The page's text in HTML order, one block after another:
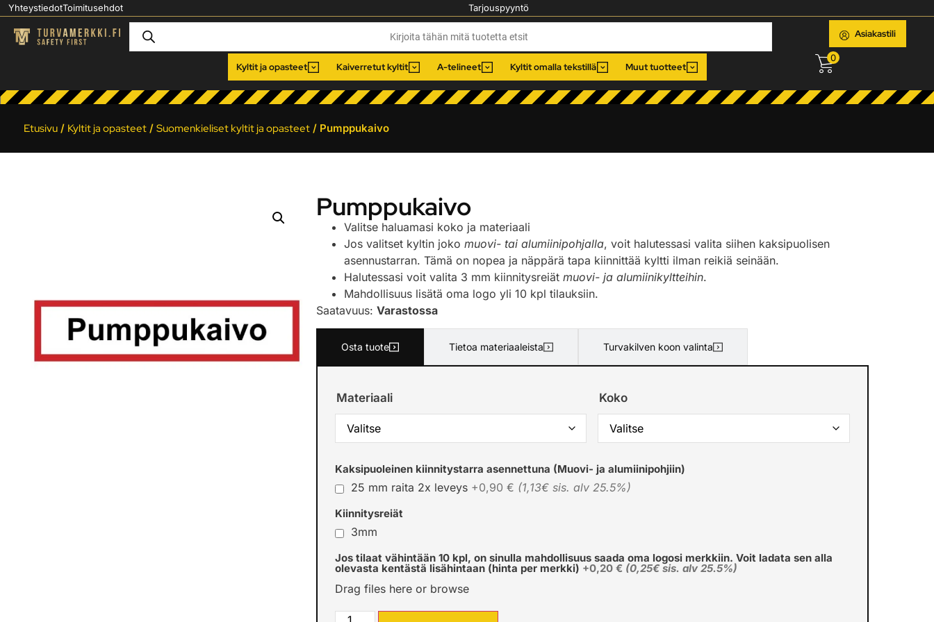
YhteystiedotToimitusehdot Tarjouspyyntö
Kyltit ja opasteet Kaiverretut kyltit A-telineet Kyltit omalla tekstillä Muut tuotteet
Asiakastili
0
Etusivu/ Kyltit ja opasteet/ Suomenkieliset kyltit ja opasteet/ Pumppukaivo
Pumppukaivo
Valitse haluamasi koko ja materiaali
Jos valitset kyltin joko muovi- tai alumiinipohjalla, voit halutessasi valita siihen kaksipuolisen
asennustarran. Tämä on nopea ja näppärä tapa kiinnittää kyltti ilman reikiä seinään.
Halutessasi voit valita 3 mm kiinnitysreiät muovi- ja alumiinikyltteihin.
Mahdollisuus lisätä oma logo yli 10 kpl tilauksiin.
Saatavuus: Varastossa
Osta tuote Tietoa materiaaleista Turvakilven koon valinta
Materiaali Koko
Kaksipuoleinen kiinnitystarra asennettuna (Muovi- ja alumiinipohjiin)
25 mm raita 2x leveys +0,90 € (1,13€ sis. alv 25.5%)
Kiinnitysreiät
3mm
Jos tilaat vähintään 10 kpl, on sinulla mahdollisuus saada oma logosi merkkiin. Voit ladata sen alla
olevasta kentästä lisähintaan (hinta per merkki) +0,20 € (0,25€ sis. alv 25.5%)
Drag files here or browse